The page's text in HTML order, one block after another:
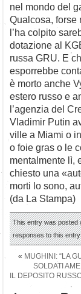
nel mondo del
Qualcosa, forse
l’ha colpito
dotazione al
russa GRU. E
esporrebbe
è morto anche
estero russo e
l’agenzia del
Vladimir Putin
ville a Miami o
o foie gras o le
mentalmente lì,
chiesto una
morti lo sono,
(da La Stampa)
This entry was posted
responses to this
« MUGHINI: “LA
SOLDATI
IL DEPOSITO